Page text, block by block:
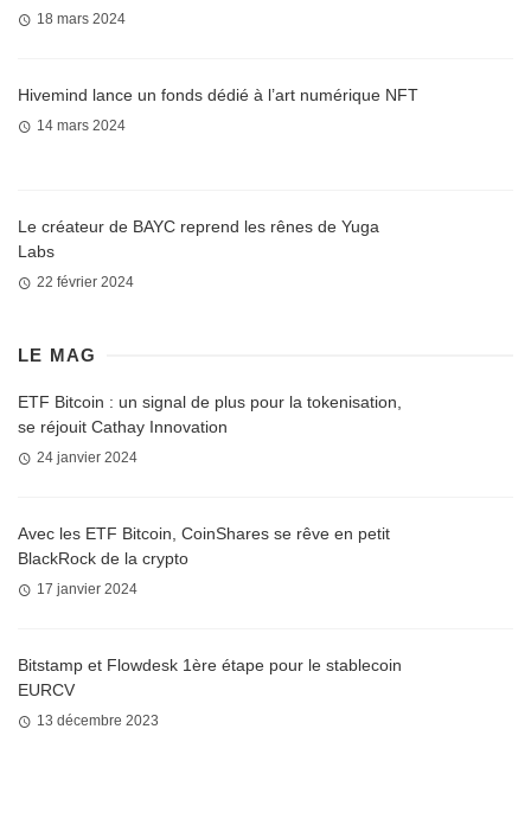
18 mars 2024
Hivemind lance un fonds dédié à l’art numérique NFT
14 mars 2024
Le créateur de BAYC reprend les rênes de Yuga
Labs
22 février 2024
LE MAG
ETF Bitcoin : un signal de plus pour la tokenisation,
se réjouit Cathay Innovation
24 janvier 2024
Avec les ETF Bitcoin, CoinShares se rêve en petit
BlackRock de la crypto
17 janvier 2024
Bitstamp et Flowdesk 1ère étape pour le stablecoin
EURCV
13 décembre 2023